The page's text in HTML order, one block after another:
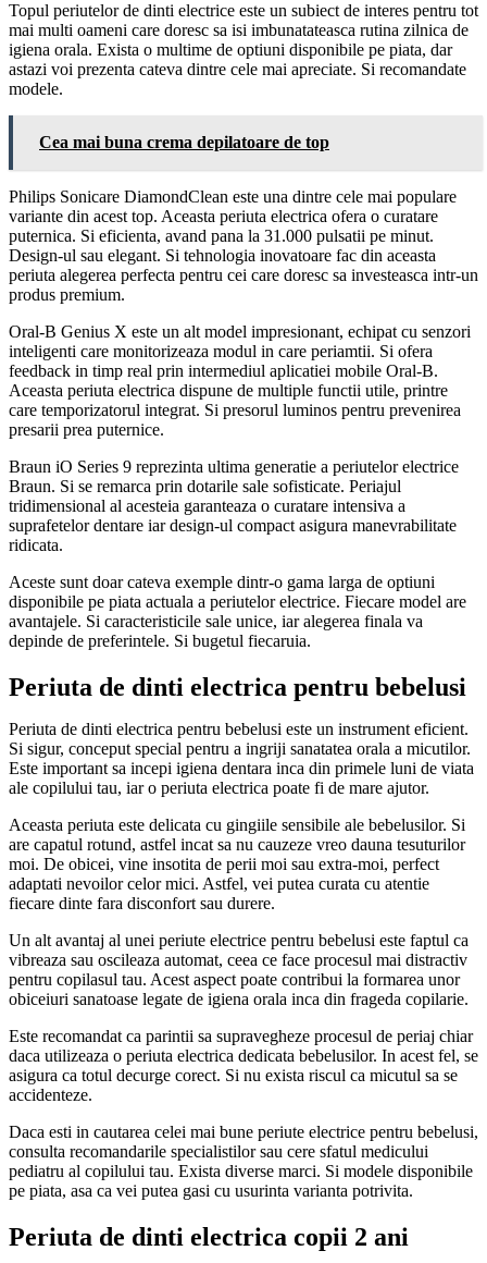
Topul periutelor de dinti electrice este un subiect de interes pentru tot
mai multi oameni care doresc sa isi imbunatateasca rutina zilnica de
igiena orala. Exista o multime de optiuni disponibile pe piata, dar
astazi voi prezenta cateva dintre cele mai apreciate. Si recomandate
modele.
Cea mai buna crema depilatoare de top
Philips Sonicare DiamondClean este una dintre cele mai populare
variante din acest top. Aceasta periuta electrica ofera o curatare
puternica. Si eficienta, avand pana la 31.000 pulsatii pe minut.
Design-ul sau elegant. Si tehnologia inovatoare fac din aceasta
periuta alegerea perfecta pentru cei care doresc sa investeasca intr-un
produs premium.
Oral-B Genius X este un alt model impresionant, echipat cu senzori
inteligenti care monitorizeaza modul in care periamtii. Si ofera
feedback in timp real prin intermediul aplicatiei mobile Oral-B.
Aceasta periuta electrica dispune de multiple functii utile, printre
care temporizatorul integrat. Si presorul luminos pentru prevenirea
presarii prea puternice.
Braun iO Series 9 reprezinta ultima generatie a periutelor electrice
Braun. Si se remarca prin dotarile sale sofisticate. Periajul
tridimensional al acesteia garanteaza o curatare intensiva a
suprafetelor dentare iar design-ul compact asigura manevrabilitate
ridicata.
Aceste sunt doar cateva exemple dintr-o gama larga de optiuni
disponibile pe piata actuala a periutelor electrice. Fiecare model are
avantajele. Si caracteristicile sale unice, iar alegerea finala va
depinde de preferintele. Si bugetul fiecaruia.
Periuta de dinti electrica pentru bebelusi
Periuta de dinti electrica pentru bebelusi este un instrument eficient.
Si sigur, conceput special pentru a ingriji sanatatea orala a micutilor.
Este important sa incepi igiena dentara inca din primele luni de viata
ale copilului tau, iar o periuta electrica poate fi de mare ajutor.
Aceasta periuta este delicata cu gingiile sensibile ale bebelusilor. Si
are capatul rotund, astfel incat sa nu cauzeze vreo dauna tesuturilor
moi. De obicei, vine insotita de perii moi sau extra-moi, perfect
adaptati nevoilor celor mici. Astfel, vei putea curata cu atentie
fiecare dinte fara disconfort sau durere.
Un alt avantaj al unei periute electrice pentru bebelusi este faptul ca
vibreaza sau oscileaza automat, ceea ce face procesul mai distractiv
pentru copilasul tau. Acest aspect poate contribui la formarea unor
obiceiuri sanatoase legate de igiena orala inca din frageda copilarie.
Este recomandat ca parintii sa supravegheze procesul de periaj chiar
daca utilizeaza o periuta electrica dedicata bebelusilor. In acest fel, se
asigura ca totul decurge corect. Si nu exista riscul ca micutul sa se
accidenteze.
Daca esti in cautarea celei mai bune periute electrice pentru bebelusi,
consulta recomandarile specialistilor sau cere sfatul medicului
pediatru al copilului tau. Exista diverse marci. Si modele disponibile
pe piata, asa ca vei putea gasi cu usurinta varianta potrivita.
Periuta de dinti electrica copii 2 ani